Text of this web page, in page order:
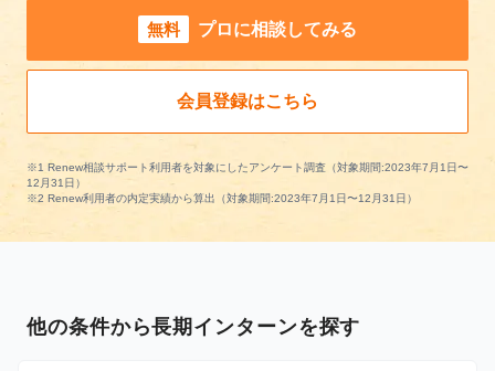
無料 プロに相談してみる
会員登録はこちら
※1 Renew相談サポート利用者を対象にしたアンケート調査（対象期間:2023年7月1日〜
12月31日）
※2 Renew利用者の内定実績から算出（対象期間:2023年7月1日〜12月31日）
他の条件から長期インターンを探す